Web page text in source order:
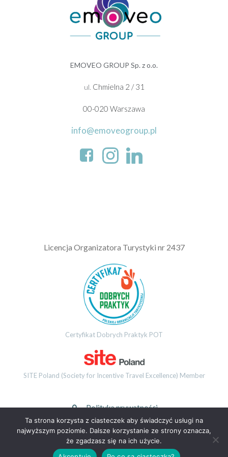
EMOVEO GROUP Sp. z o.o.
ul. Chmielna 2 / 31
00-020 Warszawa
info@emoveogroup.pl
Licencja Organizatora Turystyki nr 2437
Certyfikat Dobrych Praktyk POT
SITE Poland (Society for Incentive Travel Excellence) Member
Polityka prywatności
© 2026 EMOVEO GROUP. Wszystkie prawa zastrzeżone.
Ta strona korzysta z ciasteczek aby świadczyć usługi na
najwyższym poziomie. Dalsze korzystanie ze strony oznacza,
że zgadzasz się na ich użycie.